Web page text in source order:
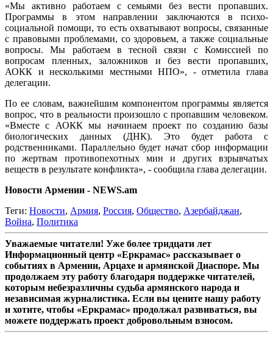
«Мы активно работаем с семьями без вести пропавших.
Программы в этом направлении заключаются в психо-
социальной помощи, то есть охватывают вопросы, связанные
с правовыми проблемами, со здоровьем, а также социальные
вопросы. Мы работаем в тесной связи с Комиссией по
вопросам пленных, заложников и без вести пропавших,
АОКК и несколькими местными НПО», - отметила глава
делегации.
По ее словам, важнейшим компонентом программы является
вопрос, что в реальности произошло с пропавшим человеком.
«Вместе с АОКК мы начинаем проект по созданию базы
биологических данных (ДНК). Это будет работа с
родственниками. Параллельно будет начат сбор информации
по жертвам противопехотных мин и других взрывчатых
веществ в результате конфликта», - сообщила глава делегации.
Новости Армении - NEWS.am
Теги: Новости, Армия, Россия, Общество, Азербайджан,
Война, Политика
Уважаемые читатели! Уже более тридцати лет
Информационный центр «Еркрамас» рассказывает о
событиях в Армении, Арцахе и армянской Диаспоре. Мы
продолжаем эту работу благодаря поддержке читателей,
которым небезразличны судьба армянского народа и
независимая журналистика. Если вы цените нашу работу
и хотите, чтобы «Еркрамас» продолжал развиваться, вы
можете поддержать проект добровольным взносом.